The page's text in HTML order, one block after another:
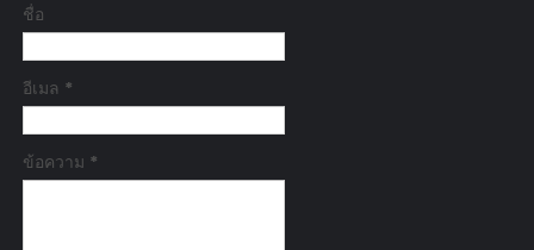
ชื่อ
อีเมล *
ข้อความ *